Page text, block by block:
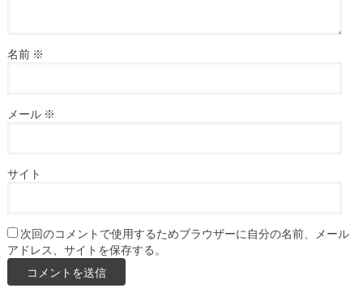
名前 ※
メール ※
サイト
次回のコメントで使用するためブラウザーに自分の名前、メール
アドレス、サイトを保存する。